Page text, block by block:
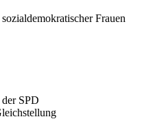
Frauen
SPD